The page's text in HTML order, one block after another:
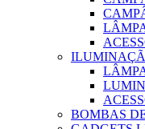
BOMBAS